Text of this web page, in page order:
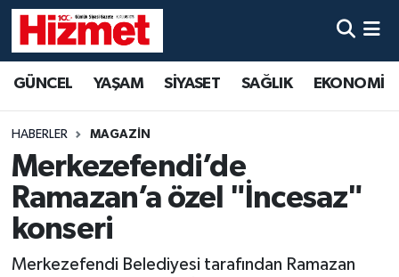
GÜNCEL YAŞAM SİYASET SAĞLIK EKONOMİ
HABERLER MAGAZIN
Merkezefendi’de
Ramazan’a özel "İncesaz"
konseri
Merkezefendi Belediyesi tarafından Ramazan
YAŞAM
SİYASET
SAĞLIK
Denizli Hava Durumu
Denizli Trafik Yoğunluk Haritası
Süper Lig Puan Durumu ve Fikstür